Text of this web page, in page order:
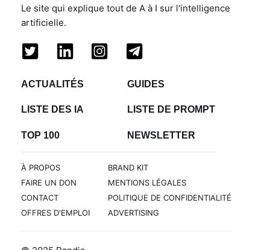
Le site qui explique tout de A à I sur l'intelligence
artificielle.
ACTUALITÉS GUIDES
LISTE DES IA LISTE DE PROMPT
TOP 100 NEWSLETTER
À PROPOS
FAIRE UN DON
CONTACT
OFFRES D'EMPLOI
BRAND KIT
MENTIONS LÉGALES
POLITIQUE DE CONFIDENTIALITÉ
ADVERTISING